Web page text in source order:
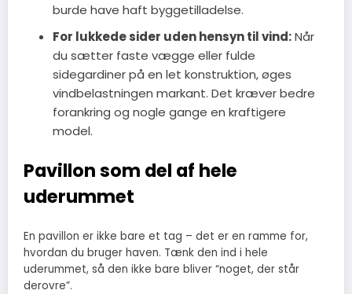
burde have haft byggetilladelse.
For lukkede sider uden hensyn til vind:Når
du sætter faste vægge eller fulde
sidegardiner på en let konstruktion, øges
vindbelastningen markant. Det kræver bedre
forankring og nogle gange en kraftigere
model.
Pavillon som del af hele
uderummet
En pavillon er ikke bare et tag – det er en ramme for,
hvordan du bruger haven. Tænk den ind i hele
uderummet, så den ikke bare bliver “noget, der står
derovre”.